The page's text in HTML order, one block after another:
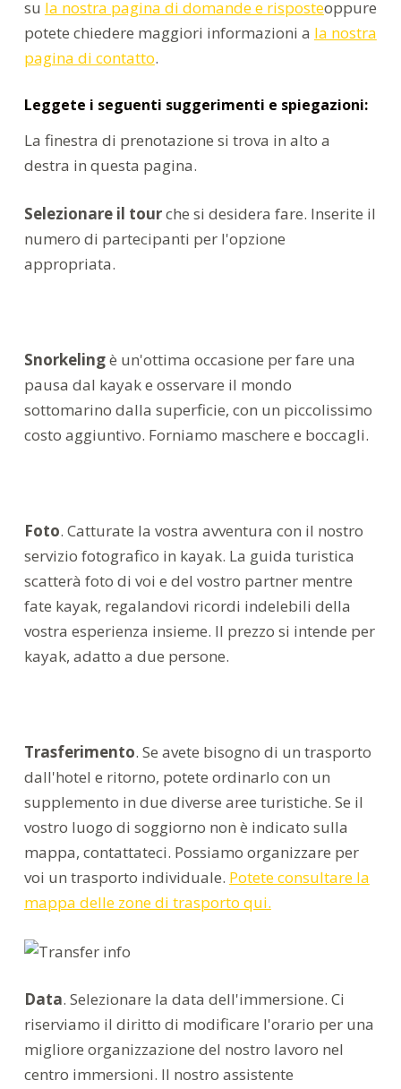
su la nostra pagina di domande e risposteoppure
potete chiedere maggiori informazioni a la nostra
pagina di contatto.
Leggete i seguenti suggerimenti e spiegazioni:
La finestra di prenotazione si trova in alto a
destra in questa pagina.
Selezionare il tourche si desidera fare. Inserite il
numero di partecipanti per l'opzione
appropriata.
Snorkelingè un'ottima occasione per fare una
pausa dal kayak e osservare il mondo
sottomarino dalla superficie, con un piccolissimo
costo aggiuntivo. Forniamo maschere e boccagli.
Foto. Catturate la vostra avventura con il nostro
servizio fotografico in kayak. La guida turistica
scatterà foto di voi e del vostro partner mentre
fate kayak, regalandovi ricordi indelebili della
vostra esperienza insieme. Il prezzo si intende per
kayak, adatto a due persone.
Trasferimento. Se avete bisogno di un trasporto
dall'hotel e ritorno, potete ordinarlo con un
supplemento in due diverse aree turistiche. Se il
vostro luogo di soggiorno non è indicato sulla
mappa, contattateci. Possiamo organizzare per
voi un trasporto individuale. Potete consultare la
mappa delle zone di trasporto qui.
Data. Selezionare la data dell'immersione. Ci
riserviamo il diritto di modificare l'orario per una
migliore organizzazione del nostro lavoro nel
centro immersioni. Il nostro assistente